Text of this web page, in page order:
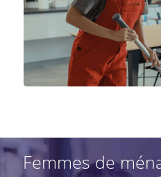
Femmes de